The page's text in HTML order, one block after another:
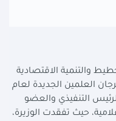
والتنمية الاقتصادية
العلمين الجديدة لعام
التنفيذي والعضو
حيث تفقدت الوزيرة،